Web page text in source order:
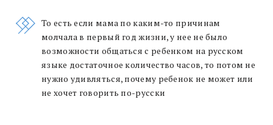
То есть если мама по каким-то причинам
молчала в первый год жизни, у нее не было
возможности общаться с ребенком на русском
языке достаточное количество часов, то потом не
нужно удивляться, почему ребенок не может или
не хочет говорить по-русски